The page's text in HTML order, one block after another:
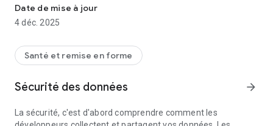
Ce carnet de musculation structurera vos séances de
renforcement musculaire, de fitness et autres types
dans un jeu. Programe musculation est une app pour les
hommes et les femmes.
Avec le carnet de musculation, vous aurez un entraîneur
Gagnez de l'expérience dans ce "jeu" de renforcement
Date de mise à jour
4 déc. 2025
Santé et remise en forme
Sécurité des données arrow_forward
La sécurité, c'est d'abord comprendre comment les